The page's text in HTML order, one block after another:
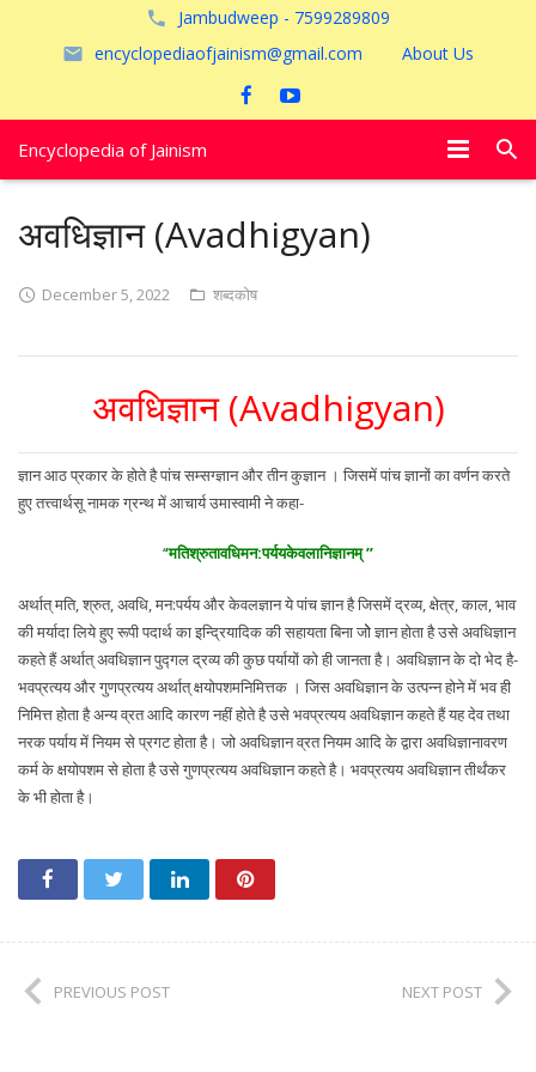
Jambudweep - 7599289809
encyclopediaofjainism@gmail.com
About Us
Encyclopedia of Jainism
अवधिज्ञान (Avadhigyan)
December 5, 2022 शब्दकोष
अवधिज्ञान (Avadhigyan)
ज्ञान आठ प्रकार के होते है पांच सम्सग्ज्ञान और तीन कुज्ञान । जिसमें पांच ज्ञानों का वर्णन करते
हुए तत्त्वार्थसू नामक ग्रन्थ में आचार्य उमास्वामी ने कहा-
‘‘मतिश्रुतावधिमन:पर्ययकेवलानिज्ञानम् ’’
अर्थात् मति, श्रुत, अवधि, मन:पर्यय और केवलज्ञान ये पांच ज्ञान है जिसमें द्रव्य, क्षेत्र, काल, भाव
की मर्यादा लिये हुए रूपी पदार्थ का इन्द्रियादिक की सहायता बिना जोे ज्ञान होता है उसे अवधिज्ञान
कहते हैं अर्थात् अवधिज्ञान पुद्गल द्रव्य की कुछ पर्यायों को ही जानता है। अवधिज्ञान के दो भेद है-
भवप्रत्यय और गुणप्रत्यय अर्थात् क्षयोपशमनिमित्तक । जिस अवधिज्ञान के उत्पन्न होने में भव ही
निमित्त होता है अन्य व्रत आदि कारण नहीं होते है उसे भवप्रत्यय अवधिज्ञान कहते हैं यह देव तथा
नरक पर्याय में नियम से प्रगट होता है। जो अवधिज्ञान व्रत नियम आदि के द्वारा अवधिज्ञानावरण
कर्म के क्षयोपशम से होता है उसे गुणप्रत्यय अवधिज्ञान कहते है। भवप्रत्यय अवधिज्ञान तीर्थंकर
के भी होता है।
PREVIOUS POST NEXT POST